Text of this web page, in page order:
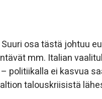
osa tästä johtuu
mm. Italian
ei kasvua
talouskriisistä